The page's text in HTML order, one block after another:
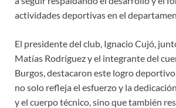
actividades deportivas en el
El presidente del club, Ignacio Cujó,
Matías Rodríguez y el integrante del
Burgos, destacaron este logro
no solo refleja el esfuerzo y la
y el cuerpo técnico, sino que también